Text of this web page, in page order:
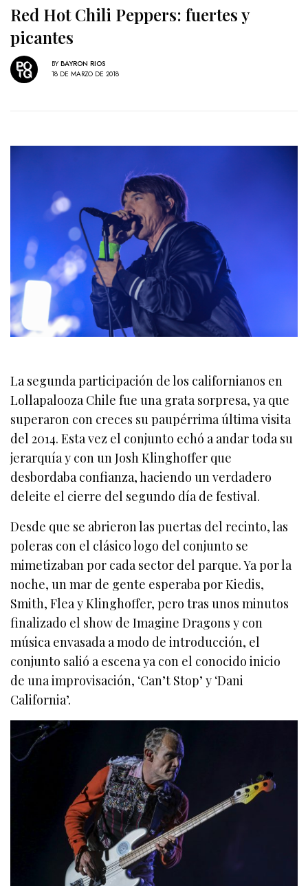
Red Hot Chili Peppers: fuertes y
picantes
BY BAYRON RIOS
18 DE MARZO DE 2018
La segunda participación de los californianos en
Lollapalooza Chile fue una grata sorpresa, ya que
superaron con creces su paupérrima última visita
del 2014. Esta vez el conjunto echó a andar toda su
jerarquía y con un Josh Klinghoffer que
desbordaba confianza, haciendo un verdadero
deleite el cierre del segundo día de festival.
Desde que se abrieron las puertas del recinto, las
poleras con el clásico logo del conjunto se
mimetizaban por cada sector del parque. Ya por la
noche, un mar de gente esperaba por Kiedis,
Smith, Flea y Klinghoffer, pero tras unos minutos
finalizado el show de Imagine Dragons y con
música envasada a modo de introducción, el
conjunto salió a escena ya con el conocido inicio
de una improvisación, ‘Can’t Stop’ y ‘Dani
California’.